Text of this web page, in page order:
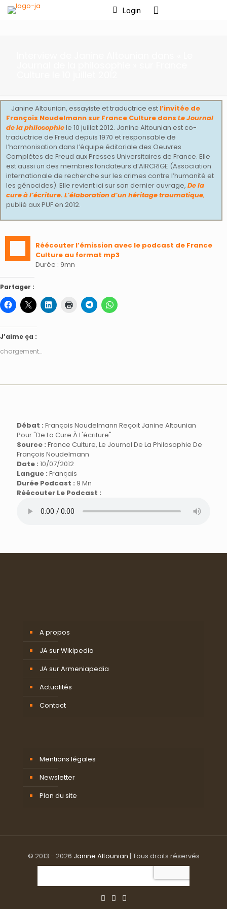
Login
Janine Altounian, essayiste et traductrice est l’invitée de
François Noudelmann sur France Culture dans Le Journal
de la philosophiele 10 juillet 2012. Janine Altounian est co-
traductrice de Freud depuis 1970 et responsable de
l’harmonisation dans l’équipe éditoriale des Oeuvres
Complètes de Freud aux Presses Universitaires de France. Elle
est aussi un des membres fondateurs d’AIRCRIGE (Association
internationale de recherche sur les crimes contre l’humanité et
les génocides). Elle revient ici sur son dernier ouvrage, De la
cure à l’écriture. L’élaboration d’un héritage traumatique,
publié aux PUF en 2012.
Réécouter l’émission avec le podcast de France
Culture au format mp3
Durée : 9mn
Partager :
J’aime ça :
chargement…
Débat : François Noudelmann Reçoit Janine Altounian
Pour "De La Cure À L'écriture"
Source : France Culture, Le Journal De La Philosophie De
François Noudelmann
Date : 10/07/2012
Langue : Français
Durée Podcast : 9 Mn
Réécouter Le Podcast :
A propos
JA sur Wikipedia
JA sur Armeniapedia
Actualités
Contact
Mentions légales
Newsletter
Plan du site
© 2013 - 2026 Janine Altounian | Tous droits réservés